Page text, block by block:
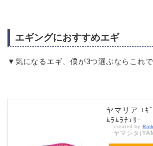
エギングにおすすめエギ
▼気になるエギ、僕が3つ選ぶならこれで
ヤマリア ｴｷ
ﾑﾗﾑﾗﾁｪﾘｰ
created by
ヤマシタ